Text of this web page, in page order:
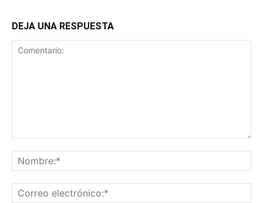
DEJA UNA RESPUESTA